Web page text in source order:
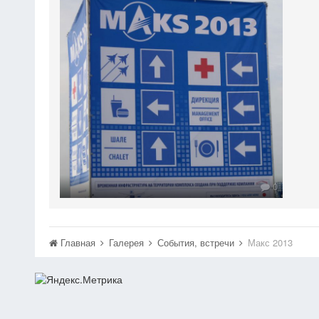
0
Главная Галерея События, встречи Макс 2013